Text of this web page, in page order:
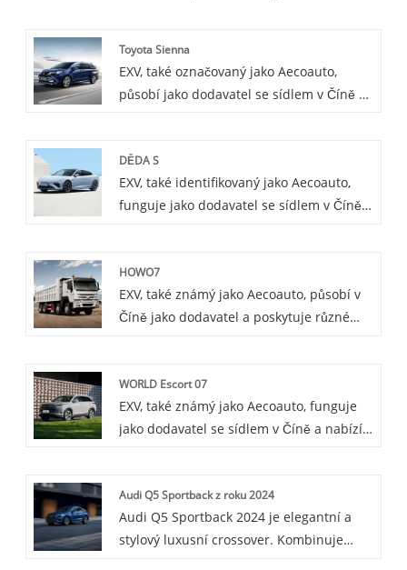
Toyota Sienna
EXV, také označovaný jako Aecoauto,
působí jako dodavatel se sídlem v Číně a
Sienna je rodinný vůz střední velikosti,
oblíbený pro svůj prostorný interiér a
praktičnost.
DĚDA S
EXV, také identifikovaný jako Aecoauto,
funguje jako dodavatel se sídlem v Číně a
na technologii i výkon a přináší vám
nebývalý zážitek z jízdy díky inovativní
technologii a vynikající výkon.
HOWO7
EXV, také známý jako Aecoauto, působí v
Číně jako dodavatel a poskytuje různé
a těžkých nákladních vozidel vybavených
vysoce výkonnými motory, jejichž cílem je
poskytovat uživatelům vysoce efektivní a
WORLD Escort 07
EXV, také známý jako Aecoauto, funguje
jako dodavatel se sídlem v Číně a nabízí
Audi Q5 Sportback z roku 2024
Audi Q5 Sportback 2024 je elegantní a
stylový luxusní crossover. Kombinuje